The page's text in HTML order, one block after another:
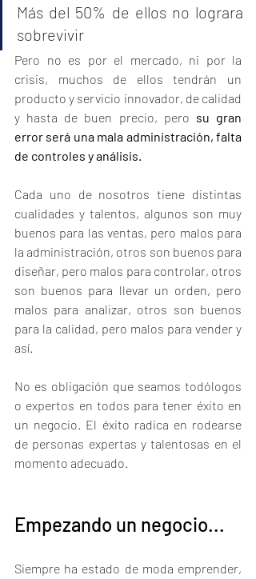
Más del 50% de ellos no lograra
sobrevivir
Pero no es por el mercado, ni por la
crisis, muchos de ellos tendrán un
producto y servicio innovador, de calidad
y hasta de buen precio, pero su gran
error será una mala administración, falta
de controles y análisis.
Cada uno de nosotros tiene distintas
cualidades y talentos, algunos son muy
buenos para las ventas, pero malos para
la administración, otros son buenos para
diseñar, pero malos para controlar, otros
son buenos para llevar un orden, pero
malos para analizar, otros son buenos
para la calidad, pero malos para vender y
así.
No es obligación que seamos todólogos
o expertos en todos para tener éxito en
un negocio. El éxito radica en rodearse
de personas expertas y talentosas en el
momento adecuado.
Empezando un negocio...
Siempre ha estado de moda emprender,